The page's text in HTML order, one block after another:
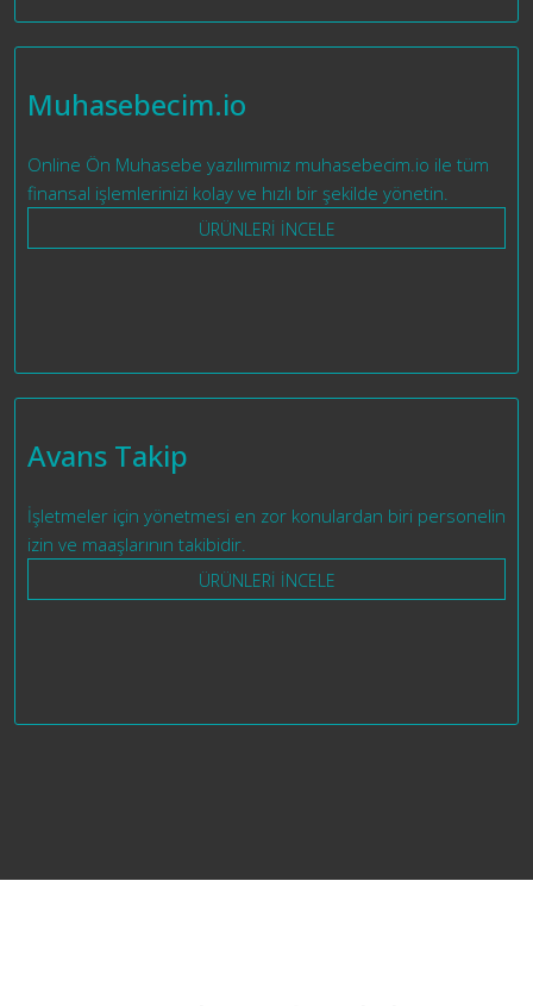
Muhasebecim.io
Online Ön Muhasebe yazılımımız muhasebecim.io ile tüm
finansal işlemlerinizi kolay ve hızlı bir şekilde yönetin.
ÜRÜNLERİ İNCELE
Avans Takip
İşletmeler için yönetmesi en zor konulardan biri personelin
izin ve maaşlarının takibidir.
ÜRÜNLERİ İNCELE